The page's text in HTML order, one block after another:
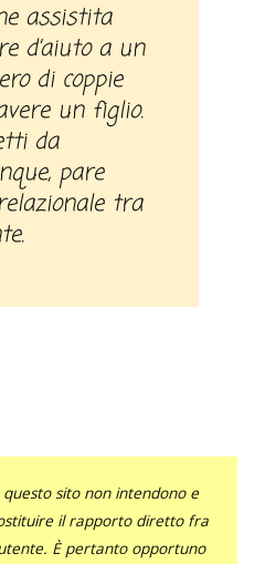
assistita
d’aiuto a un
di coppie
un figlio.
da
pare
tra
sito non intendono e
il rapporto diretto fra
È pertanto opportuno